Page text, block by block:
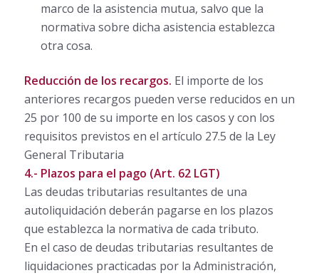
marco de la asistencia mutua, salvo que la
normativa sobre dicha asistencia establezca
otra cosa.
Reducción de los recargos. El importe de los
anteriores recargos pueden verse reducidos en un
25 por 100 de su importe en los casos y con los
requisitos previstos en el artículo 27.5 de la Ley
General Tributaria
4.- Plazos para el pago (Art. 62 LGT)
Las deudas tributarias resultantes de una
autoliquidación deberán pagarse en los plazos
que establezca la normativa de cada tributo.
En el caso de deudas tributarias resultantes de
liquidaciones practicadas por la Administración,